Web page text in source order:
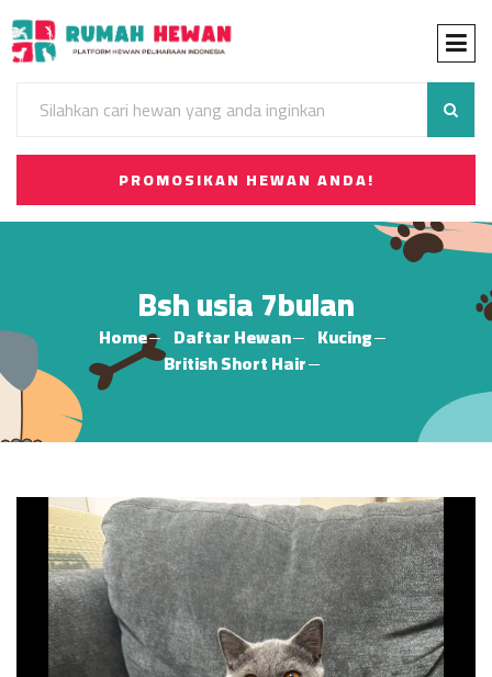
PROMOSIKAN HEWAN ANDA!
Bsh usia 7bulan
Home Daftar Hewan
Kucing
British Short Hair